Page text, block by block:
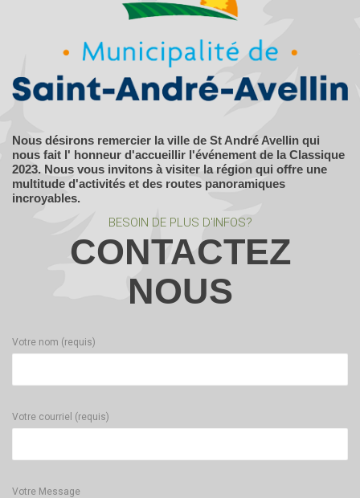
Nous désirons remercier la ville de St André Avellin qui
nous fait l' honneur d'accueillir l'événement de la Classique
2023. Nous vous invitons à visiter la région qui offre une
multitude d'activités et des routes panoramiques
incroyables.
BESOIN DE PLUS D'INFOS?
CONTACTEZ
NOUS
Votre nom (requis)
Votre courriel (requis)
Votre Message